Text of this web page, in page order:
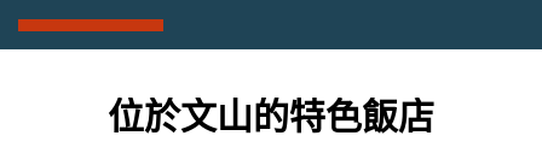
位於文山的特色飯店